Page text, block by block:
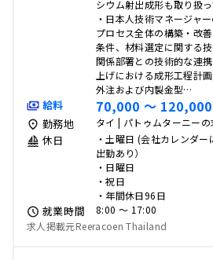
シウム射出成形も取り扱
・日本人技術マネージャ
プロセス全体の構築・改
条件、材料選定に関する
関係部署との技術的な連
上げにおける成形工程計
外注および内製金型…
給料 70,000 〜
勤務地 タイ | パトゥムターニーの
休日
・土曜日 (会社カレンダ
出勤あり）
・日曜日
・祝日
・年間休日96日
就業時間
8:00 〜 17:00
求人掲載元Reeracoen Thailand